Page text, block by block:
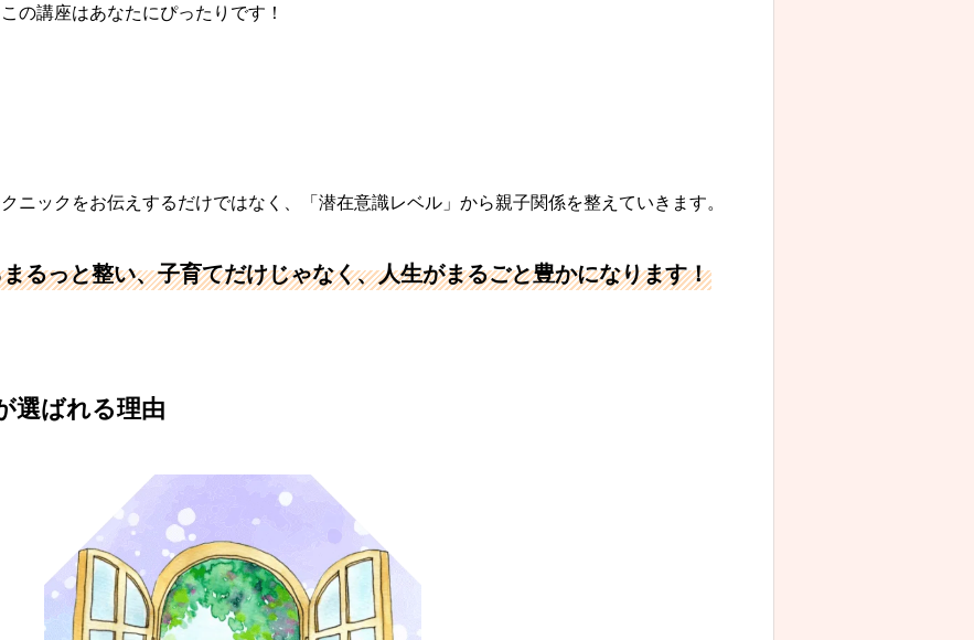
の講座はあなたにぴったりです！
ニックをお伝えするだけではなく、「潜在意識レベル」から親子関係を整えていきます。
るっと整い、子育てだけじゃなく、人生がまるごと豊かになります！
選ばれる理由